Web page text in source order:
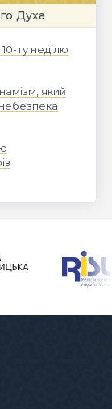
Духа
ту неділю
який